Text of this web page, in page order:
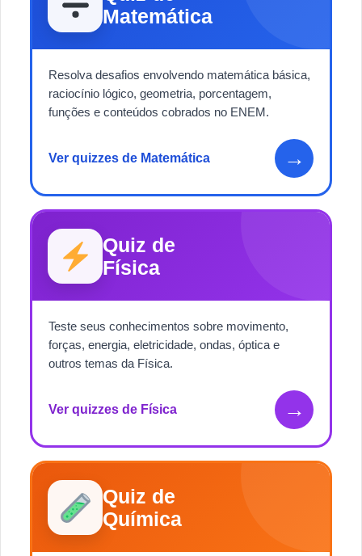
Matemática
Resolva desafios envolvendo matemática básica,
raciocínio lógico, geometria, porcentagem,
funções e conteúdos cobrados no ENEM.
Ver quizzes de Matemática →
Quiz de
Física
Teste seus conhecimentos sobre movimento,
forças, energia, eletricidade, ondas, óptica e
outros temas da Física.
Ver quizzes de Física →
Quiz de
Química